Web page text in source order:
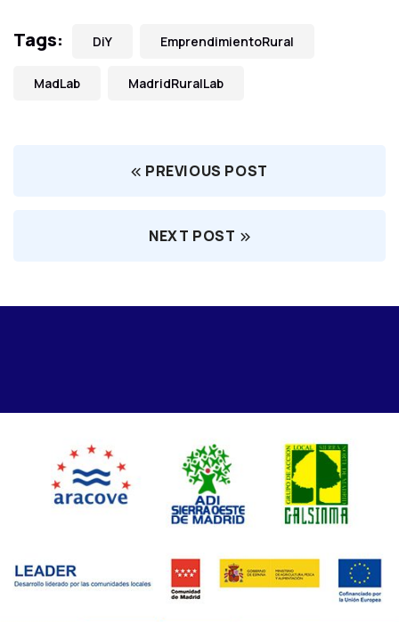
Tags: DiY EmprendimientoRural
MadLab MadridRuralLab
PREVIOUS POST
NEXT POST